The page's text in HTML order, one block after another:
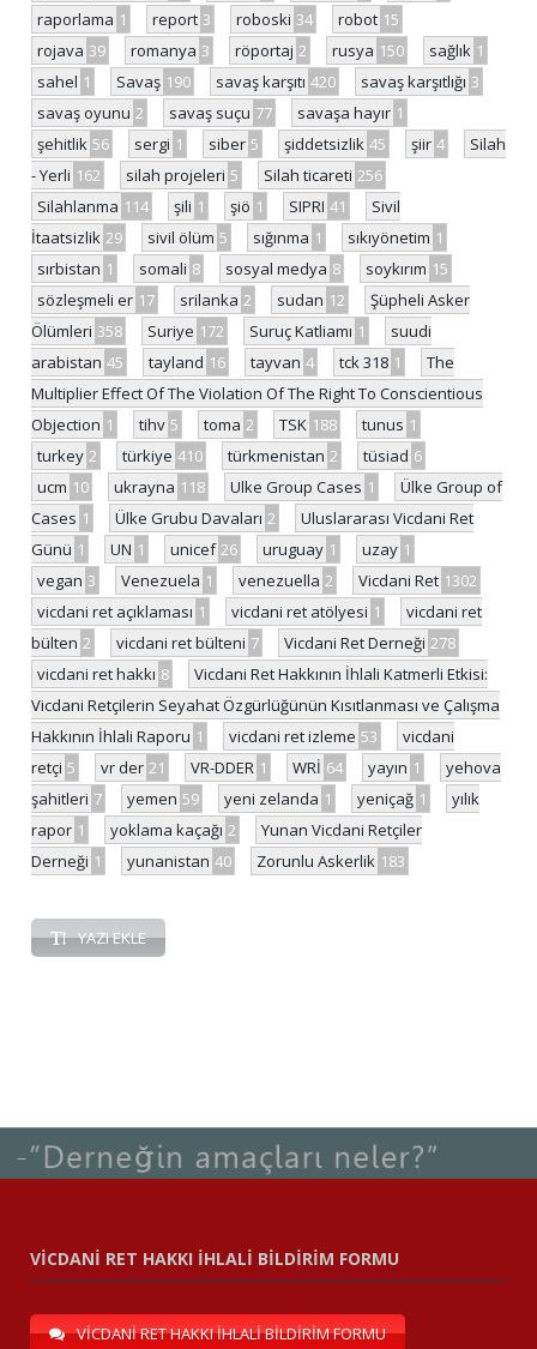
raporlama 1 report 3 roboski 34 robot 15
rojava 39 romanya 3 röportaj 2 rusya 150 sağlık 1
sahel 1 Savaş 190 savaş karşıtı 420 savaş karşıtlığı 3
savaş oyunu 2 savaş suçu 77 savaşa hayır 1
şehitlik 56 sergi 1 siber 5 şiddetsizlik 45 şiir 4
Silah
- Yerli 162 silah projeleri 5 Silah ticareti 256
Silahlanma 114 şili 1 şiö 1 SIPRI 41
Sivil
İtaatsizlik 29 sivil ölüm 5 sığınma 1 sıkıyönetim 1
sırbistan 1 somali 8 sosyal medya 8 soykırım 15
sözleşmeli er 17 srilanka 2 sudan 12
Şüpheli Asker
Ölümleri 358 Suriye 172 Suruç Katliamı 1
suudi
arabistan 45 tayland 16 tayvan 4 tck 318 1
The
Multiplier Effect Of The Violation Of The Right To Conscientious
Objection 1 tihv 5 toma 2 TSK 188 tunus 1
turkey 2 türkiye 410 türkmenistan 2 tüsiad 6
ucm 10 ukrayna 118 Ulke Group Cases 1
Ülke Group of
Cases 1 Ülke Grubu Davaları 2
Uluslararası Vicdani Ret
Günü 1 UN 1 unicef 26 uruguay 1 uzay 1
vegan 3 Venezuela 1 venezuella 2 Vicdani Ret 1302
vicdani ret açıklaması 1 vicdani ret atölyesi 1
vicdani ret
bülten 2 vicdani ret bülteni 7 Vicdani Ret Derneği 278
vicdani ret hakkı 8
Vicdani Ret Hakkının İhlali Katmerli Etkisi:
Vicdani Retçilerin Seyahat Özgürlüğünün Kısıtlanması ve Çalışma
Hakkının İhlali Raporu 1 vicdani ret izleme 53
vicdani
retçi 5 vr der 21 VR-DDER 1 WRİ 64 yayın 1
yehova
şahitleri 7 yemen 59 yeni zelanda 1 yeniçağ 1
yılık
rapor 1 yoklama kaçağı 2
Yunan Vicdani Retçiler
Derneği 1 yunanistan 40 Zorunlu Askerlik 183
YAZI EKLE
VİCDANİ RET HAKKI İHLALİ BİLDİRİM FORMU
VİCDANİ RET HAKKI İHLALİ BİLDİRİM FORMU